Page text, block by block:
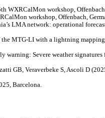
workshop,
workshop, Offenbach,
LMA network: operational
MTG-LI with a lightning
warning: Severe weather
GB, Veraverbeke S, Ascoli D
Barcelona.